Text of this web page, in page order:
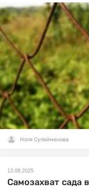
Нэля Сулейменова
13.08.2025
Самозахват сада